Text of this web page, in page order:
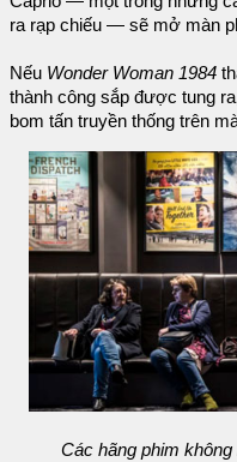
ra rạp chiếu — sẽ mở màn
Nếu Wonder Woman 1984
thành công sắp được tung
bom tấn truyền thống trên
Các hãng phim